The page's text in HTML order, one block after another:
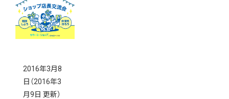
ラーミーショ
ップ大賞】
2016年3月8
日 （2016年3
月9日 更新）